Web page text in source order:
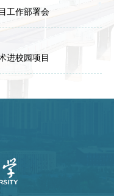
工作部署会
进校园项目